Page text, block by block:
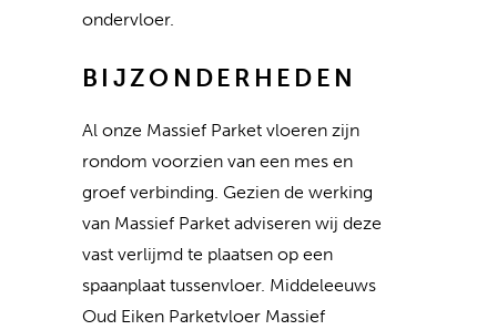
ondervloer.
BIJZONDERHEDEN
Al onze Massief Parket vloeren zijn
rondom voorzien van een mes en
groef verbinding. Gezien de werking
van Massief Parket adviseren wij deze
vast verlijmd te plaatsen op een
spaanplaat tussenvloer. Middeleeuws
Oud Eiken Parketvloer Massief